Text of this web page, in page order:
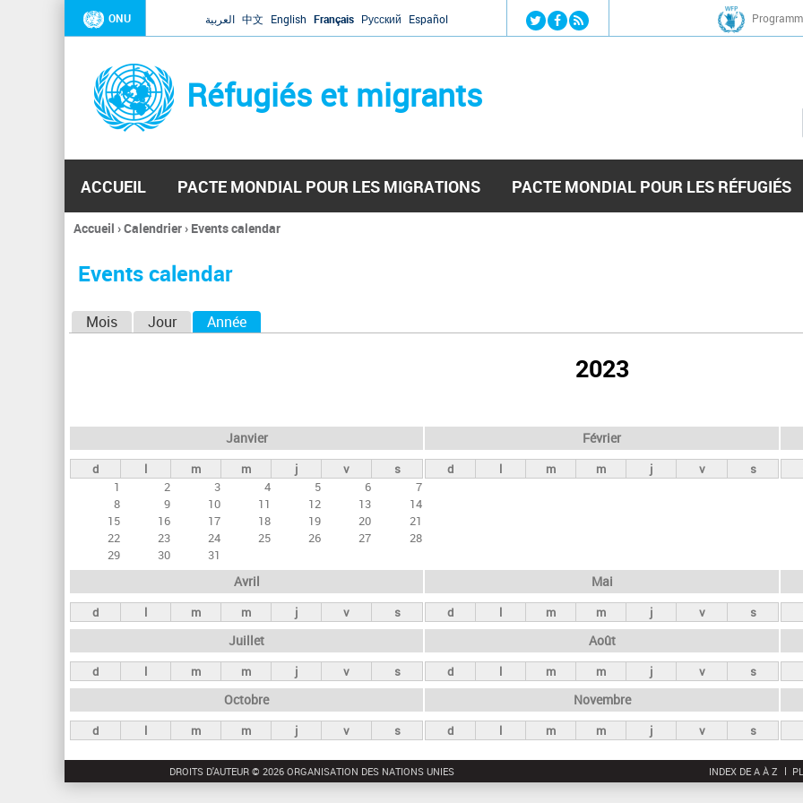
Jump to navigation
ONU العربية 中文 English Français Русский Español
Réfugiés et migrants
ACCUEIL PACTE MONDIAL POUR LES MIGRATIONS PACTE MONDIAL POUR LES RÉFUGIÉS
Vous
ici
Accueil ›Calendrier› Events calendar
Events calendar
e
t
s
n
c
i
p
a
x
Mois Jour Année
2023
Janvier
d l m m j v
s
1
2 3 4 5 6
7
8
9 10 11 12 13
14
15
16 17 18 19 20
21
22
23 24 25 26 27
28
29
30 31
Février
d l m m j v s
Avril
d l m m j v s
Mai
d l m m j v s
Juillet
d l m m j v s
Août
d l m m j v s
Octobre
d l m m j v s
Novembre
d l m m j v s
DROITS D'AUTEUR © 2026 ORGANISATION DES NATIONS UNIES INDEX DE A À Z